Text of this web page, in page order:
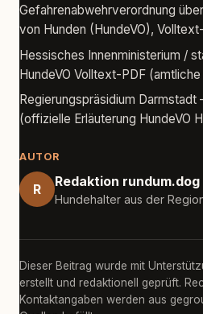
Gefahrenabwehrverordnung
von Hunden (HundeVO),
Hessisches Innenministerium /
HundeVO Volltext-PDF (amtliche
Regierungspräsidium
(offizielle Erläuterung HundeVO
AUTOR
R Redaktion rundum.dog
Hundehalter aus der
Dieser Beitrag wurde mit
erstellt und redaktionell geprüft.
Kontaktangaben werden aus